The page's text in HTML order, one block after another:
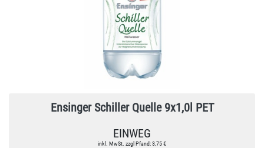
Ensinger Schiller Quelle 9x1,0l PET
EINWEG
inkl. MwSt. zzgl Pfand: 3,75 €